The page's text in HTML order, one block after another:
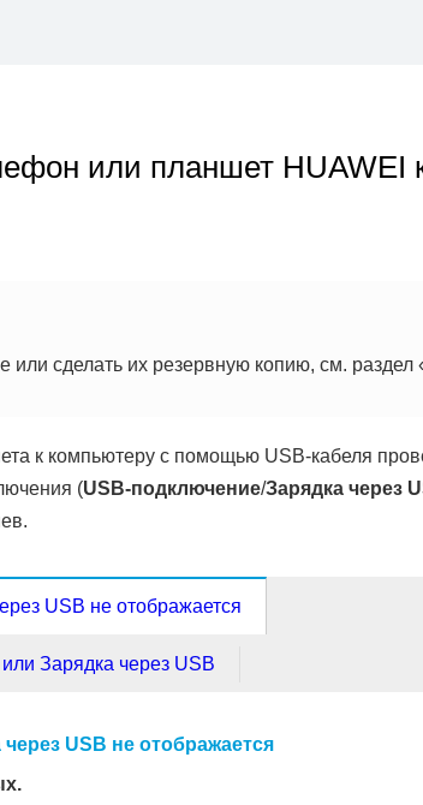
или планшет
или сделать их резервную копию, см. раздел
к компьютеру с помощью USB-кабеля
(USB-подключение/Зарядка через
USB не отображается
Зарядка через USB
USB не отображается